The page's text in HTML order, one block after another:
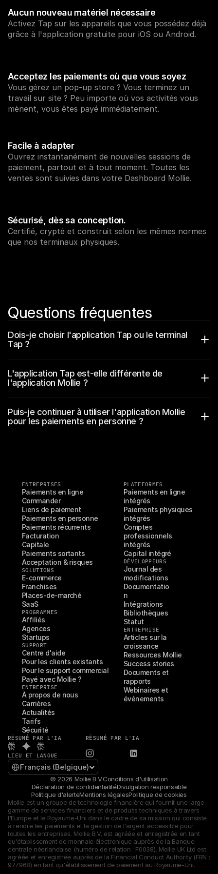
Aucun nouveau matériel nécessaire
Activez Tap sur les appareils que vous possédez déjà
grâce à l'application gratuite pour iOS ou Android.
Acceptez les paiements où que vous soyez
Vous gérez un pop-up store ? Vous terminez un
travail sur site ? Peu importe où vos activités vous
mènent, vous êtes payé immédiatement.
Facile à adapter
Ouvrez instantanément de nouvelles sessions de
paiement, partout et à tout moment. Toutes les
ventes sont suivies dans votre Dashboard Mollie.
Sécurisé, dès sa conception.
Certifié, crypté et construit selon les mêmes normes
que nos terminaux physiques.
Questions fréquentes
Dois-je choisir l'application Tap ou le terminal
Tap ?
L'application Tap est-elle différente de
l'application Mollie ?
Puis-je continuer à utiliser l'application Mollie
pour les paiements en personne ?
ENTREPRISES
Paiements en ligne
Commander
Liens de paiement
Paiements en personne
Paiements récurrents
Facturation
Capitale
Paiements sortants
Acceptation & risques
SOLUTIONS
E-commerce
Franchises
Places-de-marché
SaaS
PROGRAMMES
Affiliés
Agences
Startups
SUPPORT
Centre d'aide
Pour les clients existants
Pour le support commercial
Payé avec Mollie ?
ENTREPRISE
À propos de nous
Carrières
Actualités
Tarifs
Sécurité
PLATEFORMES
Paiements en ligne
intégrés
Paiements physiques
intégrés
Comptes
professionnels
intégrés
Capital intégré
DÉVELOPPEURS
Journal des
modifications
Documentatio
n
Intégrations
Bibliothèques
Statut
ENTREPRISE
Articles sur la
croissance
Ressources Mollie
Success stories
Documents et
rapports
Webinaires et
événements
RÉSUMÉ PAR L'IA RÉSUMÉ PAR L'IA
LIEU ET LANGUE
Select Language
Français (Belgique)
© 2026 Mollie B.V.Conditions d'utilisation
Déclaration de confidentialitéDivulgation responsable
Politique d'alerteMentions légalesPolitique de cookies
Mollie est un groupe de technologie financière qui fournit une large
gamme de services financiers et de produits techniques à travers
l'Europe et le Royaume-Uni dans le cadre de sa mission qui consiste
à rendre les paiements et la gestion de l'argent accessible pour
toutes les entreprises. Mollie B.V. est agréée et enregistrée en tant
qu'établissement de monnaie électronique auprès de la Banque
centrale néerlandaise (numéro de relation : F0038). Mollie UK Ltd est
agréée et enregistrée auprès de la Financial Conduct Authority (FRN :
977968) en tant qu'établissement de paiement au Royaume-Uni.
Portail développeurs
Découvrez les ressources de développement et les mises à
jour
Bibliothèques
Intégrez Mollie avec des packages prêts à l'emploi
Communauté Discord
Consultez nos tarifs
À propos
Notre histoire et nos valeurs
Actualités
Lire les dernières actualités de
Contact
Pour les consommateurs
Découvrez pourquoi Mollie figure sur votre relevé bancaire
Pour les clients Mollie